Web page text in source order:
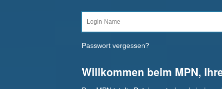
Passwort vergessen?
Willkommen beim MPN,